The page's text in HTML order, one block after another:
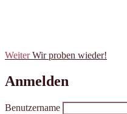
Weiter Wir proben wieder!
Anmelden
Benutzername